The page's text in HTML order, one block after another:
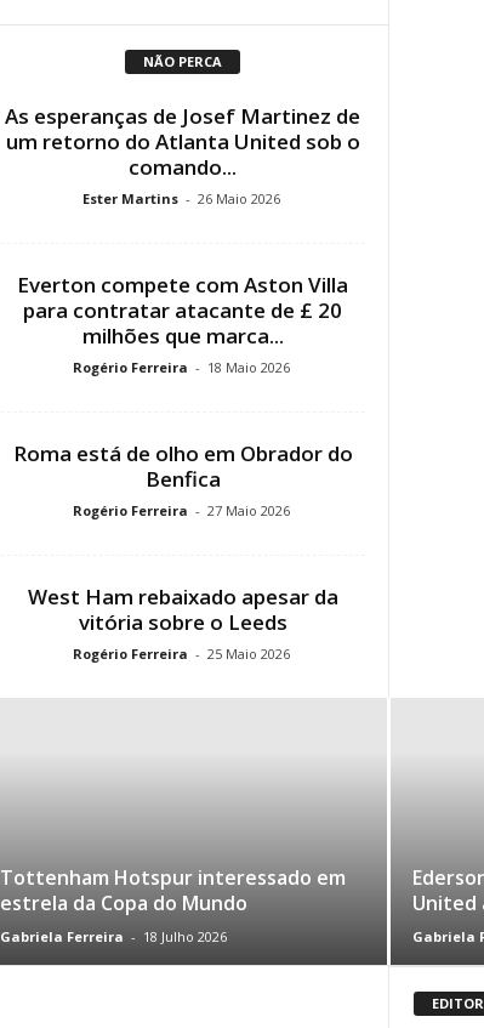
NÃO PERCA
As esperanças de Josef Martinez de
um retorno do Atlanta United sob o
comando...
Ester Martins - 26 Maio 2026
Everton compete com Aston Villa
para contratar atacante de £ 20
milhões que marca...
Rogério Ferreira - 18 Maio 2026
Roma está de olho em Obrador do
Benfica
Rogério Ferreira - 27 Maio 2026
West Ham rebaixado apesar da
vitória sobre o Leeds
Rogério Ferreira - 25 Maio 2026
Tottenham Hotspur interessado em
estrela da Copa do Mundo
Gabriela Ferreira - 18 Julho 2026
United
Gabriela